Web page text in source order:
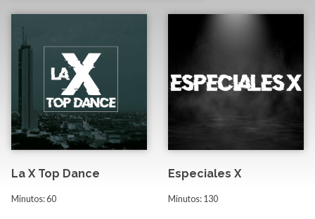
La X Top Dance
Minutos: 60
Especiales X
Minutos: 130